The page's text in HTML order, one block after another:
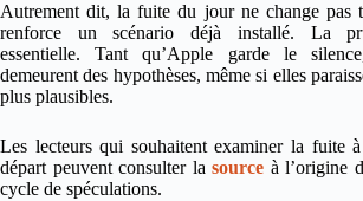
Autrement dit, la fuite du jour ne change pas
renforce un scénario déjà installé. La
essentielle. Tant qu’Apple garde le
demeurent des hypothèses, même si elles
plus plausibles.
Les lecteurs qui souhaitent examiner la fuite
départ peuvent consulter lasource à l’origine
cycle de spéculations.